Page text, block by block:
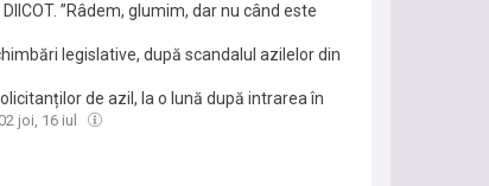
”Râdem, glumim, dar nu când este
legislative, după scandalul azilelor din
de azil, la o lună după intrarea în
joi, 16 iul